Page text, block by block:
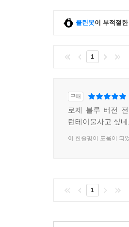
클린봇이 부적절
1
구매
로제 블루 버전
턴테이불사고 싶
이 한줄평이 도움이 되
1